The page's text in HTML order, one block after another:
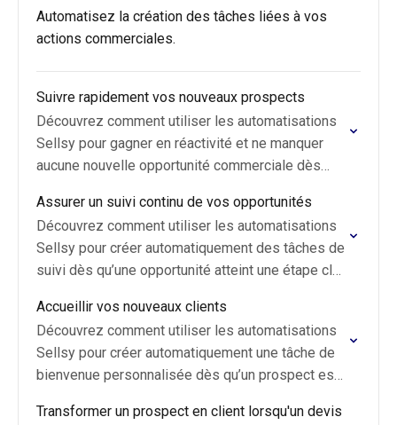
Automatisez la création des tâches liées à vos
actions commerciales.
Suivre rapidement vos nouveaux prospects
Découvrez comment utiliser les automatisations
Sellsy pour gagner en réactivité et ne manquer
aucune nouvelle opportunité commerciale dès
Assurer un suivi continu de vos opportunités
Découvrez comment utiliser les automatisations
Sellsy pour créer automatiquement des tâches de
suivi dès qu’une opportunité atteint une étape clé
Accueillir vos nouveaux clients
Découvrez comment utiliser les automatisations
Sellsy pour créer automatiquement une tâche de
bienvenue personnalisée dès qu’un prospect est
Transformer un prospect en client lorsqu'un devis